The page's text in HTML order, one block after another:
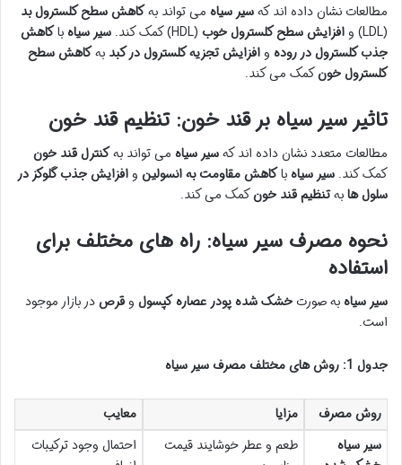
مطالعات نشان داده اند کهسیر سیاه می تواند بهکاهش سطح کلسترول بد
(LDL) و
افزایش سطح کلسترول خوب (HDL) کمک کند. سیر سیاهباکاهش
جذب کلسترول در روده وافزایش تجزیه کلسترول در کبد بهکاهش سطح
کلسترول خونکمک می کند.
تاثیر سیر سیاه بر قند خون: تنظیم قند خون
مطالعات متعدد نشان داده اند کهسیر سیاه می تواند بهکنترل قند خون
کمک کند. سیر سیاهباکاهش مقاومت به انسولین وافزایش جذب گلوکز در
سلول هابهتنظیم قند خونکمک می کند.
نحوه مصرف سیر سیاه: راه های مختلف برای
استفاده
سیر سیاهبه صورتخشک شدهپودر عصارهکپسول وقرصدر بازار موجود
است.
جدول 1: روش های مختلف مصرف سیر سیاه
روش مصرف مزایا
معایب
سیر سیاه
طعم و عطر خوشایند قیمت
احتمال وجود ترکیبات